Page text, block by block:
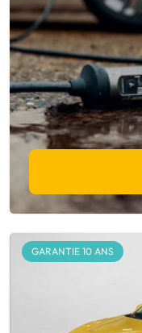
GARANTIE 10 ANS